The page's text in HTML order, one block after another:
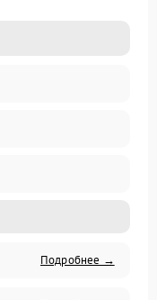
Подробнее →